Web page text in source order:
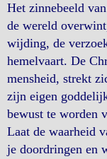
Het zinnebeeld
de wereld
wijding, de
hemelvaart. De
mensheid, strekt
zijn eigen
bewust te worden
Laat de waarheid
je doordringen en